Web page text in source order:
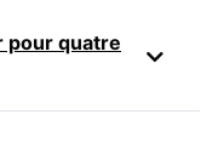
pour quatre